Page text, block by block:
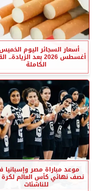
أغسطس 2026 بعد
الكاملة
موعد مباراة مصر
نصف نهائي كأس العالم لكرة
للناشئات